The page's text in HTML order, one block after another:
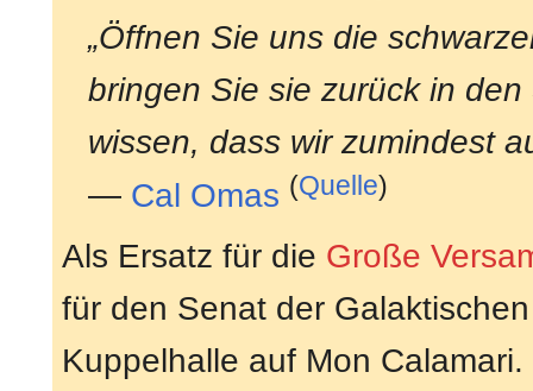
„Öffnen Sie uns die
bringen Sie sie zurück in
wissen, dass wir zumindest
— Cal Omas (Quelle)
Als Ersatz für die Große
für den Senat der
Kuppelhalle auf Mon